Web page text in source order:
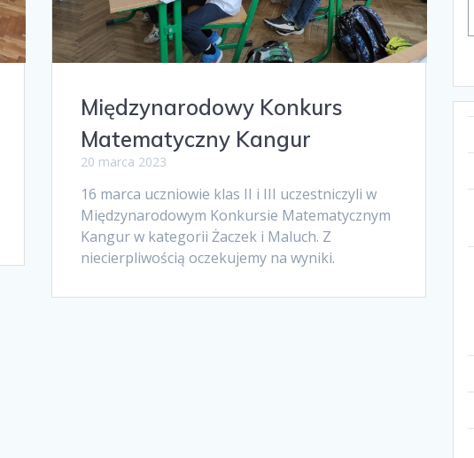
Międzynarodowy Konkurs
Matematyczny Kangur
20 marca 2023
16 marca uczniowie klas II i III uczestniczyli w
Międzynarodowym Konkursie Matematycznym
Kangur w kategorii Żaczek i Maluch. Z
niecierpliwością oczekujemy na wyniki.